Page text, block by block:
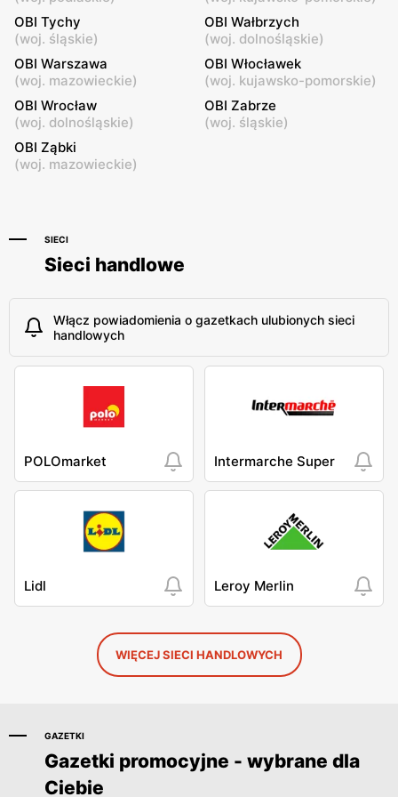
można tu również kupować na raty.
OBI Tychy
(woj. śląskie)
OBI Wałbrzych
(woj. dolnośląskie)
OBI Warszawa
(woj. mazowieckie)
OBI Włocławek
(woj. kujawsko-pomorskie)
OBI Wrocław
(woj. dolnośląskie)
OBI Zabrze
(woj. śląskie)
OBI Ząbki
(woj. mazowieckie)
SIECI
Sieci handlowe
Włącz powiadomienia o gazetkach ulubionych sieci
handlowych
POLOmarket Intermarche Super
Lidl Leroy Merlin
WIĘCEJ SIECI HANDLOWYCH
GAZETKI
Gazetki promocyjne - wybrane dla
Ciebie